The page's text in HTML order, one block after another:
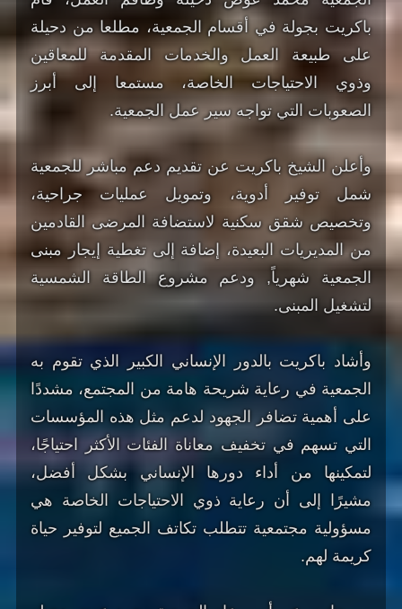
باكريت بجولة في أقسام الجمعية، مطلعا من دحيلة
على طبيعة العمل والخدمات المقدمة للمعاقين
وذوي الاحتياجات الخاصة، مستمعا إلى أبرز
الصعوبات التي تواجه سير عمل الجمعية.
وأعلن الشيخ باكريت عن تقديم دعم مباشر للجمعية
شمل توفير أدوية، وتمويل عمليات جراحية،
وتخصيص شقق سكنية لاستضافة المرضى القادمين
من المديريات البعيدة، إضافة إلى تغطية إيجار مبنى
الجمعية شهرياً, ودعم مشروع الطاقة الشمسية
لتشغيل المبنى.
وأشاد باكريت بالدور الإنساني الكبير الذي تقوم به
الجمعية في رعاية شريحة هامة من المجتمع، مشددًا
على أهمية تضافر الجهود لدعم مثل هذه المؤسسات
التي تسهم في تخفيف معاناة الفئات الأكثر احتياجًا،
لتمكينها من أداء دورها الإنساني بشكل أفضل،
مشيرًا إلى أن رعاية ذوي الاحتياجات الخاصة هي
مسؤولية مجتمعية تتطلب تكاتف الجميع لتوفير حياة
كريمة لهم.